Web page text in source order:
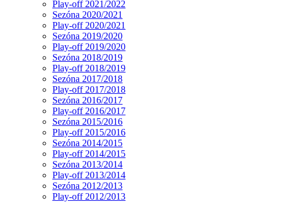
Play-off 2021/2022
Sezóna 2020/2021
Play-off 2020/2021
Sezóna 2019/2020
Play-off 2019/2020
Sezóna 2018/2019
Play-off 2018/2019
Sezóna 2017/2018
Play-off 2017/2018
Sezóna 2016/2017
Play-off 2016/2017
Sezóna 2015/2016
Play-off 2015/2016
Sezóna 2014/2015
Play-off 2014/2015
Sezóna 2013/2014
Play-off 2013/2014
Sezóna 2012/2013
Play-off 2012/2013